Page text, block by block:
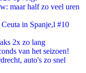
maar half zo veel uren
in Spanje,l #10
2x zo lang
van het seizoen!
auto's zo snel